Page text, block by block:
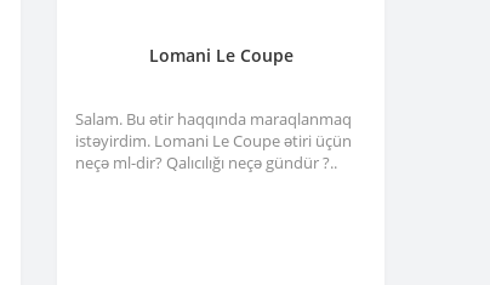
Lomani Le Coupe
Salam. Bu ətir haqqında maraqlanmaq
istəyirdim. Lomani Le Coupe ətiri üçün
neçə ml-dir? Qalıcılığı neçə gündür ?..